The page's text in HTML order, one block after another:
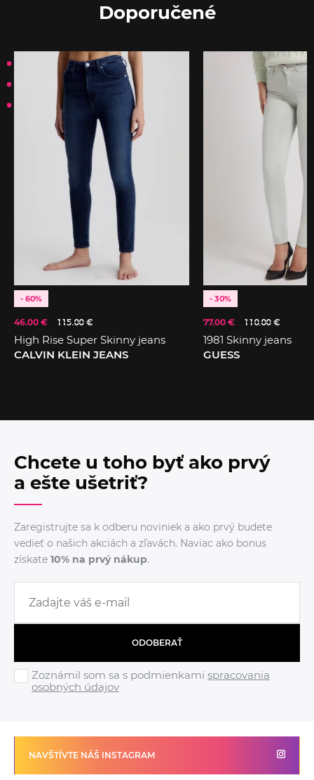
Doporučené
- 60%
46.00 € 115.00 €
High Rise Super Skinny jeans
CALVIN KLEIN JEANS
- 30%
77.00 € 110.00 €
1981 Skinny jeans
GUESS
Chcete u toho byť ako prvý
a ešte ušetriť?
Zaregistrujte sa k odberu noviniek a ako prvý budete
vedieť o našich akciách a zľavách. Naviac ako bonus
získate 10% na prvý nákup.
ODOBERAŤ
Zoznámil som sa s podmienkami spracovania
osobných údajov
NAVŠTÍVTE NÁŠ INSTAGRAM